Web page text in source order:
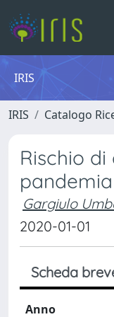
IRIS
IRIS Catalogo
Rischio
pandemia
Gargiulo
2020-01-01
Scheda
Anno